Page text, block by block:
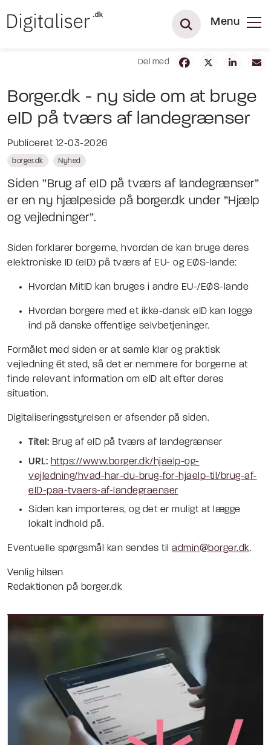
Menu
Del med
Borger.dk - ny side om at bruge
eID på tværs af landegrænser
Publiceret 12-03-2026
borger.dk Nyhed
Siden ”Brug af eID på tværs af landegrænser”
er en ny hjælpeside på borger.dk under ”Hjælp
og vejledninger”.
Siden forklarer borgerne, hvordan de kan bruge deres
elektroniske ID (eID) på tværs af EU- og EØS-lande:
Hvordan MitID kan bruges i andre EU-/EØS-lande
Hvordan borgere med et ikke-dansk eID kan logge
ind på danske offentlige selvbetjeninger.
Formålet med siden er at samle klar og praktisk
vejledning ét sted, så det er nemmere for borgerne at
finde relevant information om eID alt efter deres
situation.
Digitaliseringsstyrelsen er afsender på siden.
Titel: Brug af eID på tværs af landegrænser
URL: https://www.borger.dk/hjaelp-og-
vejledning/hvad-har-du-brug-for-hjaelp-til/brug-af-
eID-paa-tvaers-af-landegraenser
Siden kan importeres, og det er muligt at lægge
lokalt indhold på.
Eventuelle spørgsmål kan sendes til admin@borger.dk.
Venlig hilsen
Redaktionen på borger.dk